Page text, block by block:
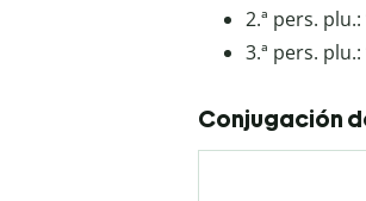
2.ª pers. plu.:
3.ª pers. plu.:
Conjugación